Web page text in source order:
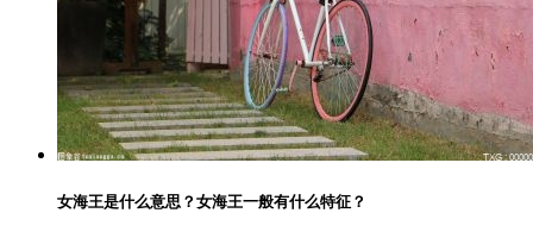
女海王是什么意思？女海王一般有什么特征？